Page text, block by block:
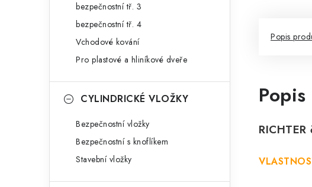
bezpečnostní tř. 3
bezpečnostní tř. 4
Vchodové kování
Pro plastové a hliníkové dveře
CYLINDRICKÉ VLOŽKY
Bezpečnostní vložky
Bezpečnostní s knoflíkem
Stavební vložky
Popis